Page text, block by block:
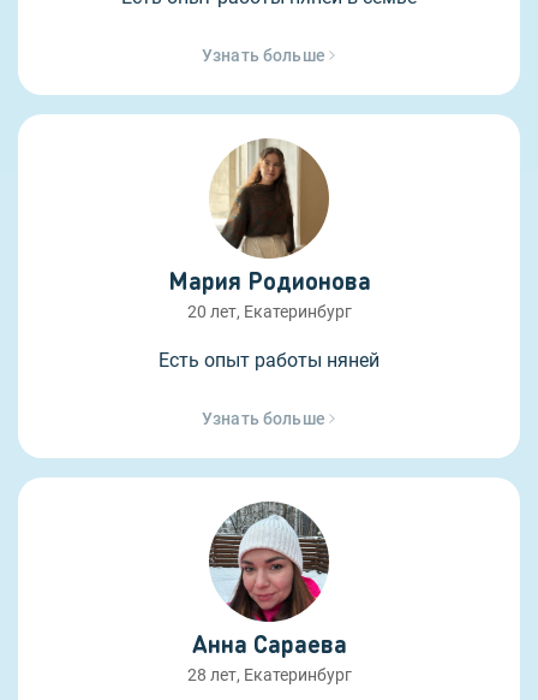
Узнать больше
Мария Родионова
20 лет, Екатеринбург
Есть опыт работы няней
Узнать больше
Анна Сараева
28 лет, Екатеринбург